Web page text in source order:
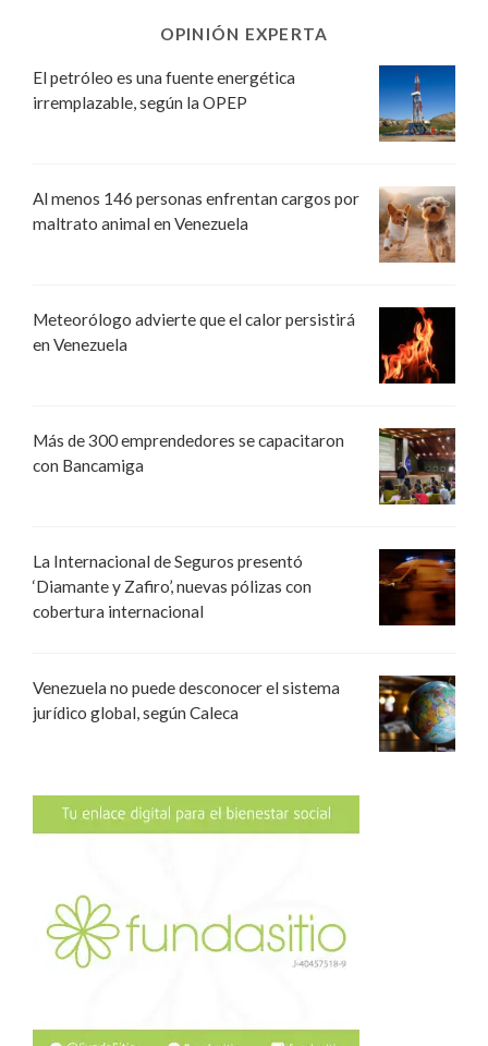
OPINIÓN EXPERTA
El petróleo es una fuente energética
irremplazable, según la OPEP
Al menos 146 personas enfrentan cargos por
maltrato animal en Venezuela
Meteorólogo advierte que el calor persistirá
en Venezuela
Más de 300 emprendedores se capacitaron
con Bancamiga
La Internacional de Seguros presentó
‘Diamante y Zafiro’, nuevas pólizas con
cobertura internacional
Venezuela no puede desconocer el sistema
jurídico global, según Caleca